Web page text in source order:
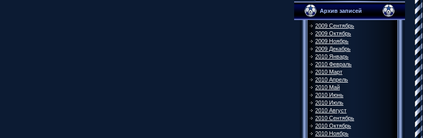
Архив записей
2009 Сентябрь
2009 Октябрь
2009 Ноябрь
2009 Декабрь
2010 Январь
2010 Февраль
2010 Март
2010 Апрель
2010 Май
2010 Июнь
2010 Июль
2010 Август
2010 Сентябрь
2010 Октябрь
2010 Ноябрь